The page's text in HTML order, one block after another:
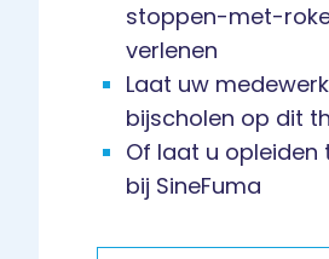
stoppen-met-
verlenen
Laat uw
bijscholen op dit
Of laat u
bij SineFuma